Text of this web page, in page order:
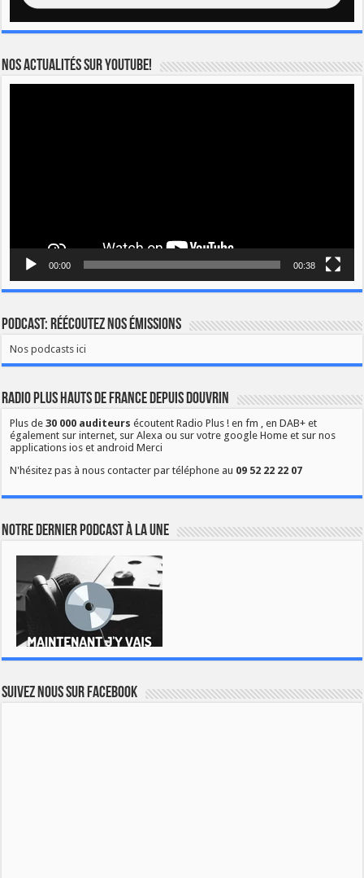
Nos actualités sur YOUTUBE!
00:00 00:38
Podcast: Réécoutez nos émissions
Nos podcasts ici
Radio Plus Hauts de France depuis Douvrin
Plus de30 000 auditeurs écoutent Radio Plus ! en fm , en DAB+ et
également sur internet, sur Alexa ou sur votre google Home et sur nos
applications ios et android Merci
N'hésitez pas à nous contacter par téléphone au 09 52 22 22 07
Notre dernier podcast à la une
Suivez nous sur Facebook